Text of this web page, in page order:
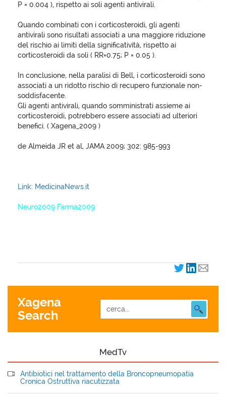
P = 0.004 ), rispetto ai soli agenti antivirali.
Quando combinati con i corticosteroidi, gli agenti
antivirali sono risultati associati a una maggiore riduzione
del rischio ai limiti della significatività, rispetto ai
corticosteroidi da soli ( RR=0.75; P = 0.05 ).
In conclusione, nella paralisi di Bell, i corticosteroidi sono
associati a un ridotto rischio di recupero funzionale non-
soddisfacente.
Gli agenti antivirali, quando somministrati assieme ai
corticosteroidi, potrebbero essere associati ad ulteriori
benefici. ( Xagena_2009 )
de Almeida JR et al, JAMA 2009; 302: 985-993
Link: MedicinaNews.it
Neuro2009 Farma2009
Xagena
Search
MedTv
Antibiotici nel trattamento della Broncopneumopatia
Cronica Ostruttiva riacutizzata